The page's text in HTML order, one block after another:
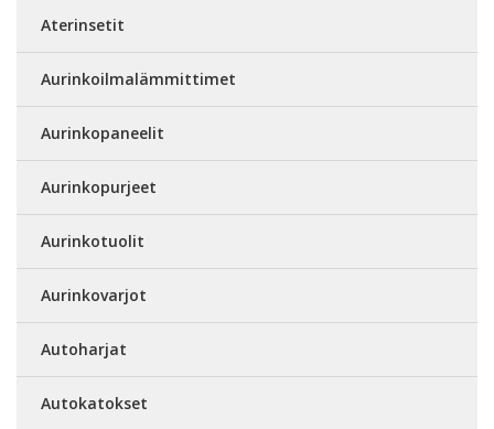
Aterinsetit
Aurinkoilmalämmittimet
Aurinkopaneelit
Aurinkopurjeet
Aurinkotuolit
Aurinkovarjot
Autoharjat
Autokatokset